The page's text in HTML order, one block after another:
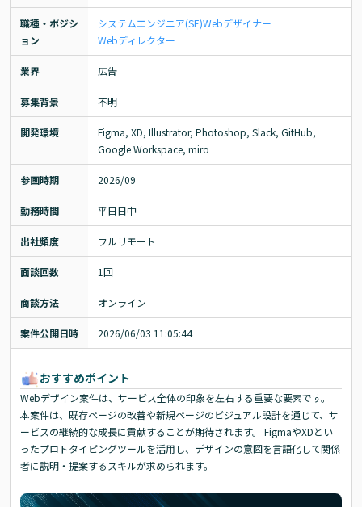
職種・ポジシ
ョン
システムエンジニア(SE)Webデザイナー
Webディレクター
業界 広告
募集背景 不明
開発環境
Figma, XD, Illustrator, Photoshop, Slack, GitHub,
Google Workspace, miro
参画時期 2026/09
勤務時間 平日日中
出社頻度 フルリモート
面談回数 1回
商談方法 オンライン
案件公開日時 2026/06/03 11:05:44
おすすめポイント
Webデザイン案件は、サービス全体の印象を左右する重要な要素です。
本案件は、既存ページの改善や新規ページのビジュアル設計を通じて、サ
ービスの継続的な成長に貢献することが期待されます。 FigmaやXDとい
ったプロトタイピングツールを活用し、デザインの意図を言語化して関係
者に説明・提案するスキルが求められます。